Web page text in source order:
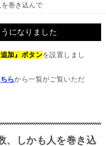
巻き込んで
になりました
追加』ボタンを設置しまし
らから一覧がご覧いただ
、しかも人を巻き込